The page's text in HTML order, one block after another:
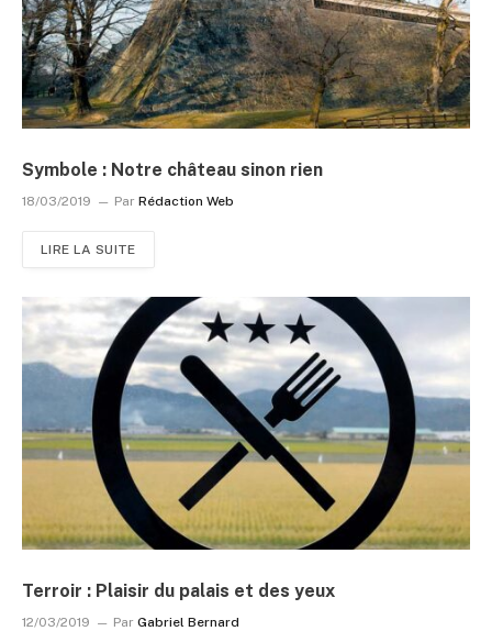
Symbole : Notre château sinon rien
18/03/2019 Par Rédaction Web
LIRE LA SUITE
Terroir : Plaisir du palais et des yeux
12/03/2019 Par Gabriel Bernard